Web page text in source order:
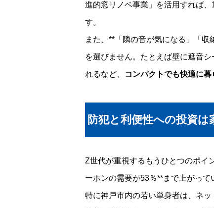
進的窓リノベ事業」を活用すれば
す。
また、**「隣の音が気になる」「収
を選びません。たとえば壁に遮音
れるなど、 コンパクトでも快適に
防犯と利便性への投資は
Z世代が重視するもうひとつのポイ
ーホンの需要が53％**まで上がって
特に神戸市内の若い単身者は、ネ